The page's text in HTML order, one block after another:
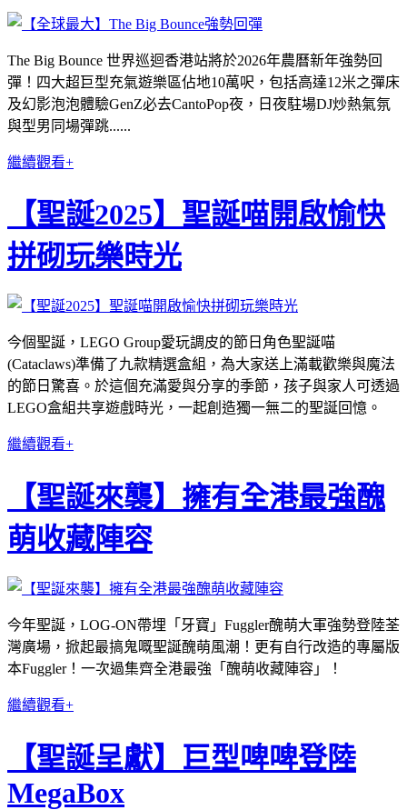
The Big Bounce 世界巡迴香港站將於2026年農曆新年強勢回
彈！四大超巨型充氣遊樂區佔地10萬呎，包括高達12米之彈床
及幻影泡泡體驗GenZ必去CantoPop夜，日夜駐場DJ炒熱氣氛
與型男同場彈跳......
繼續觀看+
【聖誕2025】聖誕喵開啟愉快
拼砌玩樂時光
今個聖誕，LEGO Group愛玩調皮的節日角色聖誕喵
(Cataclaws)準備了九款精選盒組，為大家送上滿載歡樂與魔法
的節日驚喜。於這個充滿愛與分享的季節，孩子與家人可透過
LEGO盒組共享遊戲時光，一起創造獨一無二的聖誕回憶。
繼續觀看+
【聖誕來襲】擁有全港最強醜
萌收藏陣容
今年聖誕，LOG-ON帶埋「牙寶」Fuggler醜萌大軍強勢登陸荃
灣廣場，掀起最搞鬼嘅聖誕醜萌風潮！更有自行改造的專屬版
本Fuggler！一次過集齊全港最強「醜萌收藏陣容」！
繼續觀看+
【聖誕呈獻】巨型啤啤登陸
MegaBox